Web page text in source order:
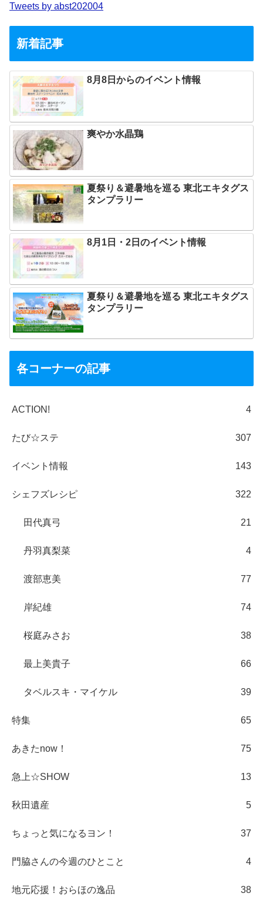
Tweets by abst202004
新着記事
8月8日からのイベント情報
爽やか水晶鶏
夏祭り＆避暑地を巡る 東北エキタグス
タンプラリー
8月1日・2日のイベント情報
夏祭り＆避暑地を巡る 東北エキタグス
タンプラリー
各コーナーの記事
ACTION! 4
たび☆ステ 307
イベント情報 143
シェフズレシピ 322
田代真弓 21
丹羽真梨菜 4
渡部恵美 77
岸紀雄 74
桜庭みさお 38
最上美貴子 66
タベルスキ・マイケル 39
特集 65
あきたnow！ 75
急上☆SHOW 13
秋田遺産 5
ちょっと気になるヨン！ 37
門脇さんの今週のひとこと 4
地元応援！おらほの逸品 38